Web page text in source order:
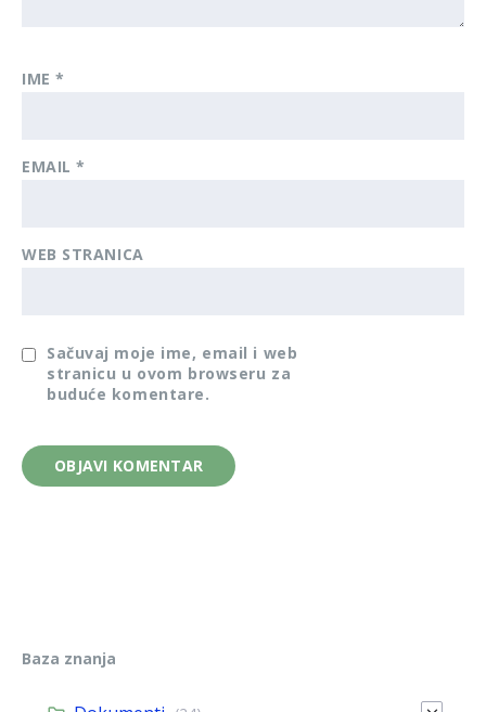
IME*
EMAIL*
WEB STRANICA
Sačuvaj moje ime, email i web
stranicu u ovom browseru za
buduće komentare.
Baza znanja